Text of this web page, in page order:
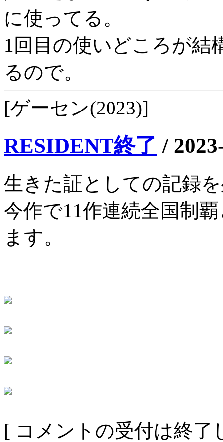
に使ってる。
1回目の使いどころが結
るので。
[ゲーセン(2023)]
RESIDENT終了 /
生きた証としての記録
今作で11作連続全国制
ます。
[ コメントの受付は終了